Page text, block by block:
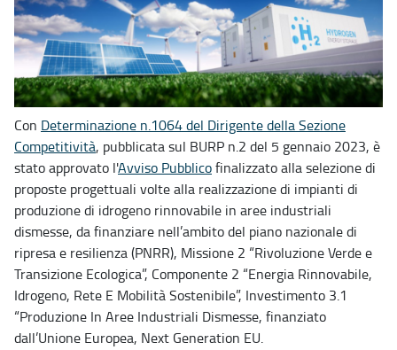
Con Determinazione n.1064 del Dirigente della Sezione
Competitività, pubblicata sul BURP n.2 del 5 gennaio 2023, è
stato approvato l'Avviso Pubblicofinalizzato alla selezione di
proposte progettuali volte alla realizzazione di impianti di
produzione di idrogeno rinnovabile in aree industriali
dismesse, da finanziare nell’ambito del piano nazionale di
ripresa e resilienza (PNRR), Missione 2 “Rivoluzione Verde e
Transizione Ecologica”, Componente 2 “Energia Rinnovabile,
Idrogeno, Rete E Mobilità Sostenibile”, Investimento 3.1
“Produzione In Aree Industriali Dismesse, finanziato
dall’Unione Europea, Next Generation EU.